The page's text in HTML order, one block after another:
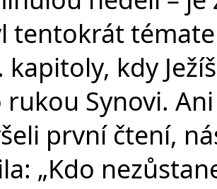
tentokrát
kapitoly, kdy
Synovi.
první čtení,
„Kdo